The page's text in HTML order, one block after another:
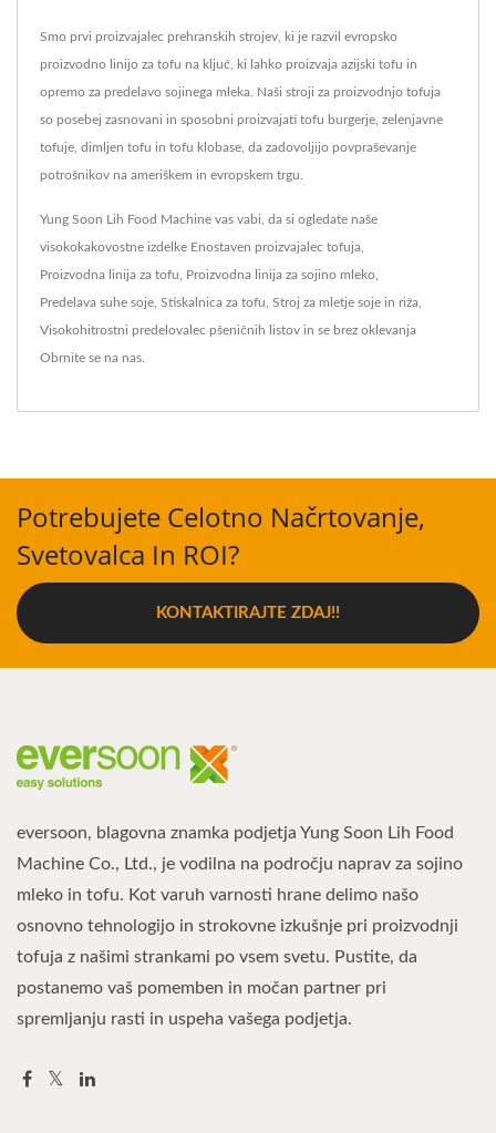
Smo prvi proizvajalec prehranskih strojev, ki je razvil evropsko
proizvodno linijo za tofu na ključ, ki lahko proizvaja azijski tofu in
opremo za predelavo sojinega mleka. Naši stroji za proizvodnjo tofuja
so posebej zasnovani in sposobni proizvajati tofu burgerje, zelenjavne
tofuje, dimljen tofu in tofu klobase, da zadovoljijo povpraševanje
potrošnikov na ameriškem in evropskem trgu.
Yung Soon Lih Food Machine vas vabi, da si ogledate naše
visokokakovostne izdelke Enostaven proizvajalec tofuja
Proizvodna linija za tofu Proizvodna linija za sojino mleko
Predelava suhe soje Stiskalnica za tofu Stroj za mletje soje in riža
Visokohitrostni predelovalec pšeničnih listov in se brez oklevanja
Obrnite se na nas
Potrebujete Celotno Načrtovanje,
Svetovalca In ROI?
KONTAKTIRAJTE ZDAJ!!
eversoon, blagovna znamka podjetja Yung Soon Lih Food
Machine Co., Ltd., je vodilna na področju naprav za sojino
mleko in tofu. Kot varuh varnosti hrane delimo našo
osnovno tehnologijo in strokovne izkušnje pri proizvodnji
tofuja z našimi strankami po vsem svetu. Pustite, da
postanemo vaš pomemben in močan partner pri
spremljanju rasti in uspeha vašega podjetja.